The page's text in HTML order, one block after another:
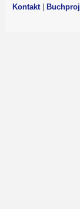
Kontakt|